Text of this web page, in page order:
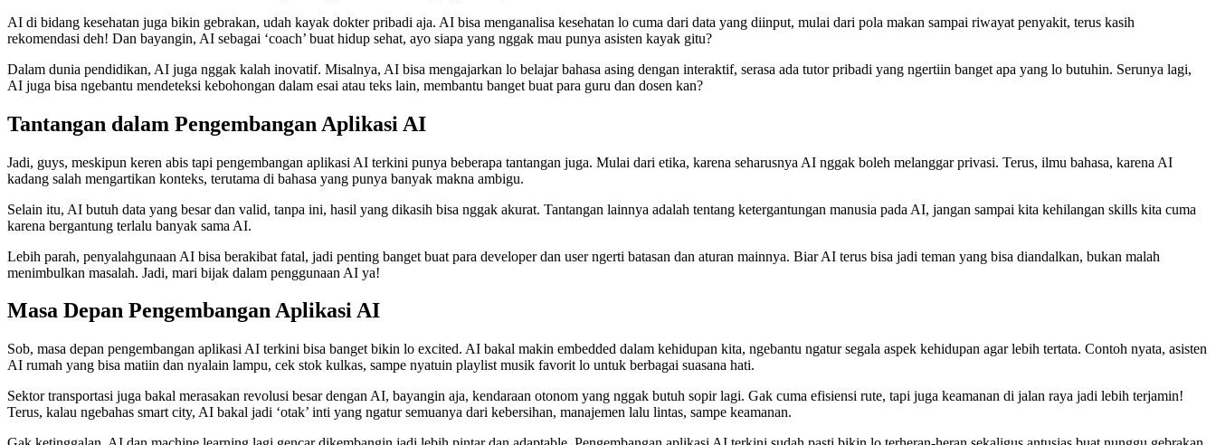
AI di bidang kesehatan juga bikin gebrakan, udah kayak dokter pribadi aja. AI bisa menganalisa kesehatan lo cuma dari data yang diinput, mulai dari pola makan sampai riwayat penyakit, terus kasih
rekomendasi deh! Dan bayangin, AI sebagai ‘coach’ buat hidup sehat, ayo siapa yang nggak mau punya asisten kayak gitu?
Dalam dunia pendidikan, AI juga nggak kalah inovatif. Misalnya, AI bisa mengajarkan lo belajar bahasa asing dengan interaktif, serasa ada tutor pribadi yang ngertiin banget apa yang lo butuhin. Serunya lagi,
AI juga bisa ngebantu mendeteksi kebohongan dalam esai atau teks lain, membantu banget buat para guru dan dosen kan?
Tantangan dalam Pengembangan Aplikasi AI
Jadi, guys, meskipun keren abis tapi pengembangan aplikasi AI terkini punya beberapa tantangan juga. Mulai dari etika, karena seharusnya AI nggak boleh melanggar privasi. Terus, ilmu bahasa, karena AI
kadang salah mengartikan konteks, terutama di bahasa yang punya banyak makna ambigu.
Selain itu, AI butuh data yang besar dan valid, tanpa ini, hasil yang dikasih bisa nggak akurat. Tantangan lainnya adalah tentang ketergantungan manusia pada AI, jangan sampai kita kehilangan skills kita cuma
karena bergantung terlalu banyak sama AI.
Lebih parah, penyalahgunaan AI bisa berakibat fatal, jadi penting banget buat para developer dan user ngerti batasan dan aturan mainnya. Biar AI terus bisa jadi teman yang bisa diandalkan, bukan malah
menimbulkan masalah. Jadi, mari bijak dalam penggunaan AI ya!
Masa Depan Pengembangan Aplikasi AI
Sob, masa depan pengembangan aplikasi AI terkini bisa banget bikin lo excited. AI bakal makin embedded dalam kehidupan kita, ngebantu ngatur segala aspek kehidupan agar lebih tertata. Contoh nyata, asisten
AI rumah yang bisa matiin dan nyalain lampu, cek stok kulkas, sampe nyatuin playlist musik favorit lo untuk berbagai suasana hati.
Sektor transportasi juga bakal merasakan revolusi besar dengan AI, bayangin aja, kendaraan otonom yang nggak butuh sopir lagi. Gak cuma efisiensi rute, tapi juga keamanan di jalan raya jadi lebih terjamin!
Terus, kalau ngebahas smart city, AI bakal jadi ‘otak’ inti yang ngatur semuanya dari kebersihan, manajemen lalu lintas, sampe keamanan.